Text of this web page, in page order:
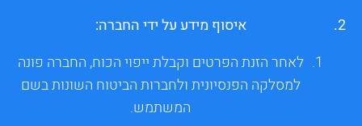
איסוף מידע על ידי החברה:
לאחר הזנת הפרטים וקבלת ייפוי הכוח, החברה פונה
למסלקה הפנסיונית ולחברות הביטוח השונות בשם
המשתמש.